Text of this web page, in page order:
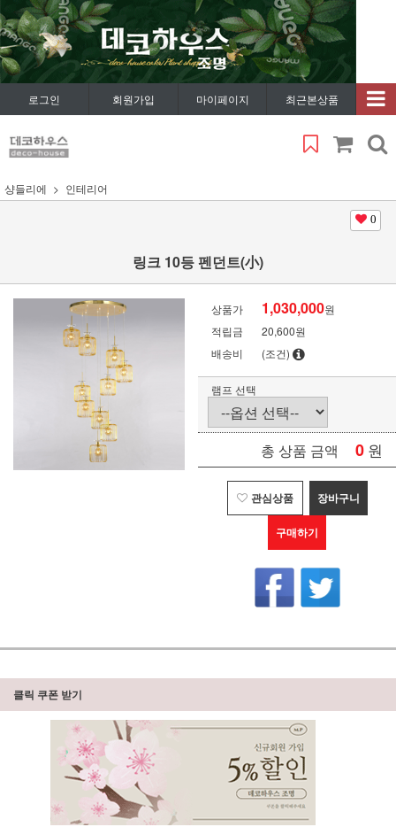
로그인 회원가입 마이페이지 최근본상품
샹들리에 인테리어
0
링크 10등 펜던트(小)
상품가 1,030,000원
적립금
20,600원
배송비
(조건)
램프 선택
총 상품 금액 0 원
관심상품 장바구니
구매하기
클릭 쿠폰 받기